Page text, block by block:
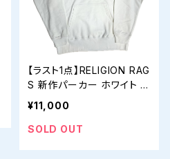
【ラスト1点】RELIGION RAG
S 新作パーカー ホワイト X
L
¥11,000
SOLD OUT